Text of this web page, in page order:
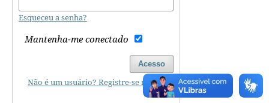
Esqueceu a senha?
Mantenha-me conectado
Acesso
Não é um usuário? Registre-se no site